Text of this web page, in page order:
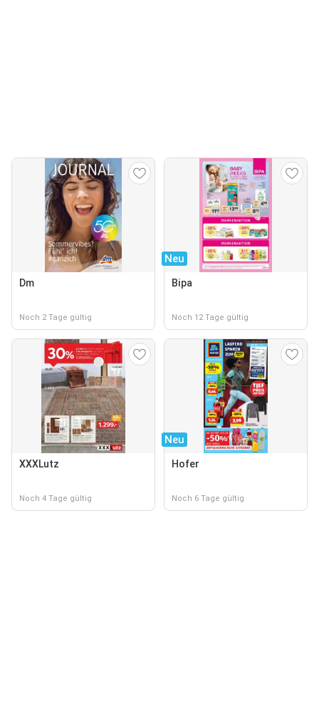
Dm
Noch 2 Tage gültig
Neu
Bipa
Noch 12 Tage gültig
XXXLutz
Noch 4 Tage gültig
Neu
Hofer
Noch 6 Tage gültig